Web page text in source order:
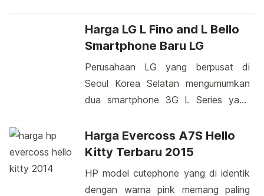
yang sudah terkenal sejak dulu
maupun para pendatang baru. Tak
telekomunikasi yang berasal dari
negara China yakni ZTE. Belum lama
ini ZTE memperkenalkan salah satu
diberi […]
Harga LG L Fino and L Bello
Smartphone Baru LG
Perusahaan LG yang berpusat di
Seoul Korea Selatan mengumumkan
dua smartphone 3G L Series yang
mendatang di Berlin, Jerman yang
dimulai pada tanggal 5-10 September
duo smartphone terjangkau. Sejalan
Harga Evercoss A7S Hello
Kitty Terbaru 2015
HP model cutephone yang di identik
dengan warna pink memang paling